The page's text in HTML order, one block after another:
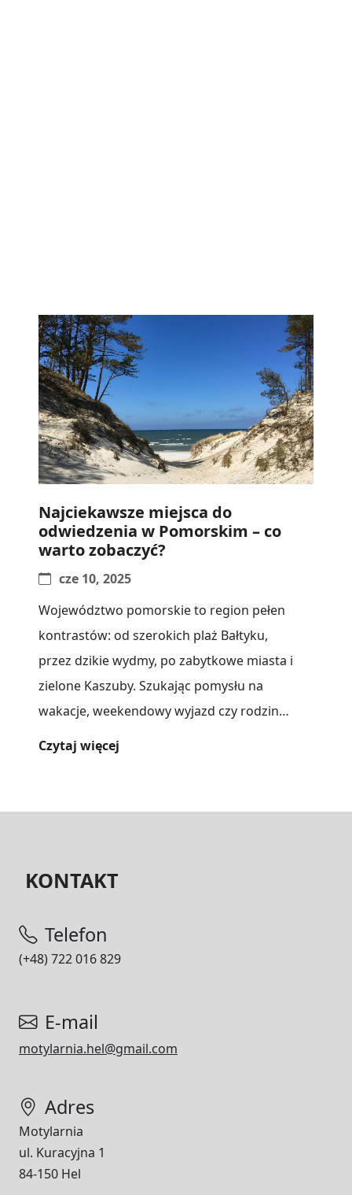
Najciekawsze miejsca do
odwiedzenia w Pomorskim – co
warto zobaczyć?
cze 10, 2025
Województwo pomorskie to region pełen
kontrastów: od szerokich plaż Bałtyku,
przez dzikie wydmy, po zabytkowe miasta i
zielone Kaszuby. Szukając pomysłu na
wakacje, weekendowy wyjazd czy rodzinny
Czytaj więcej
KONTAKT
Telefon
(+48) 722 016 829
E-mail
motylarnia.hel@gmail.com
Adres
Motylarnia
ul. Kuracyjna 1
84-150 Hel